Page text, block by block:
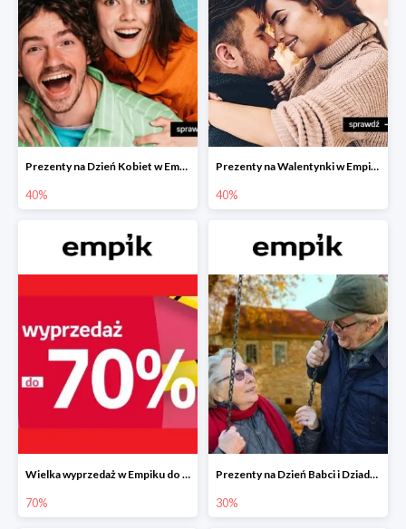
Prezenty na Dzień Kobiet w Empiku do -40%
40%
Prezenty na Walentynki w Empiku do -40%
40%
Wielka wyprzedaż w Empiku do -70%
70%
Prezenty na Dzień Babci i Dziadka w Empiku do -30%
30%